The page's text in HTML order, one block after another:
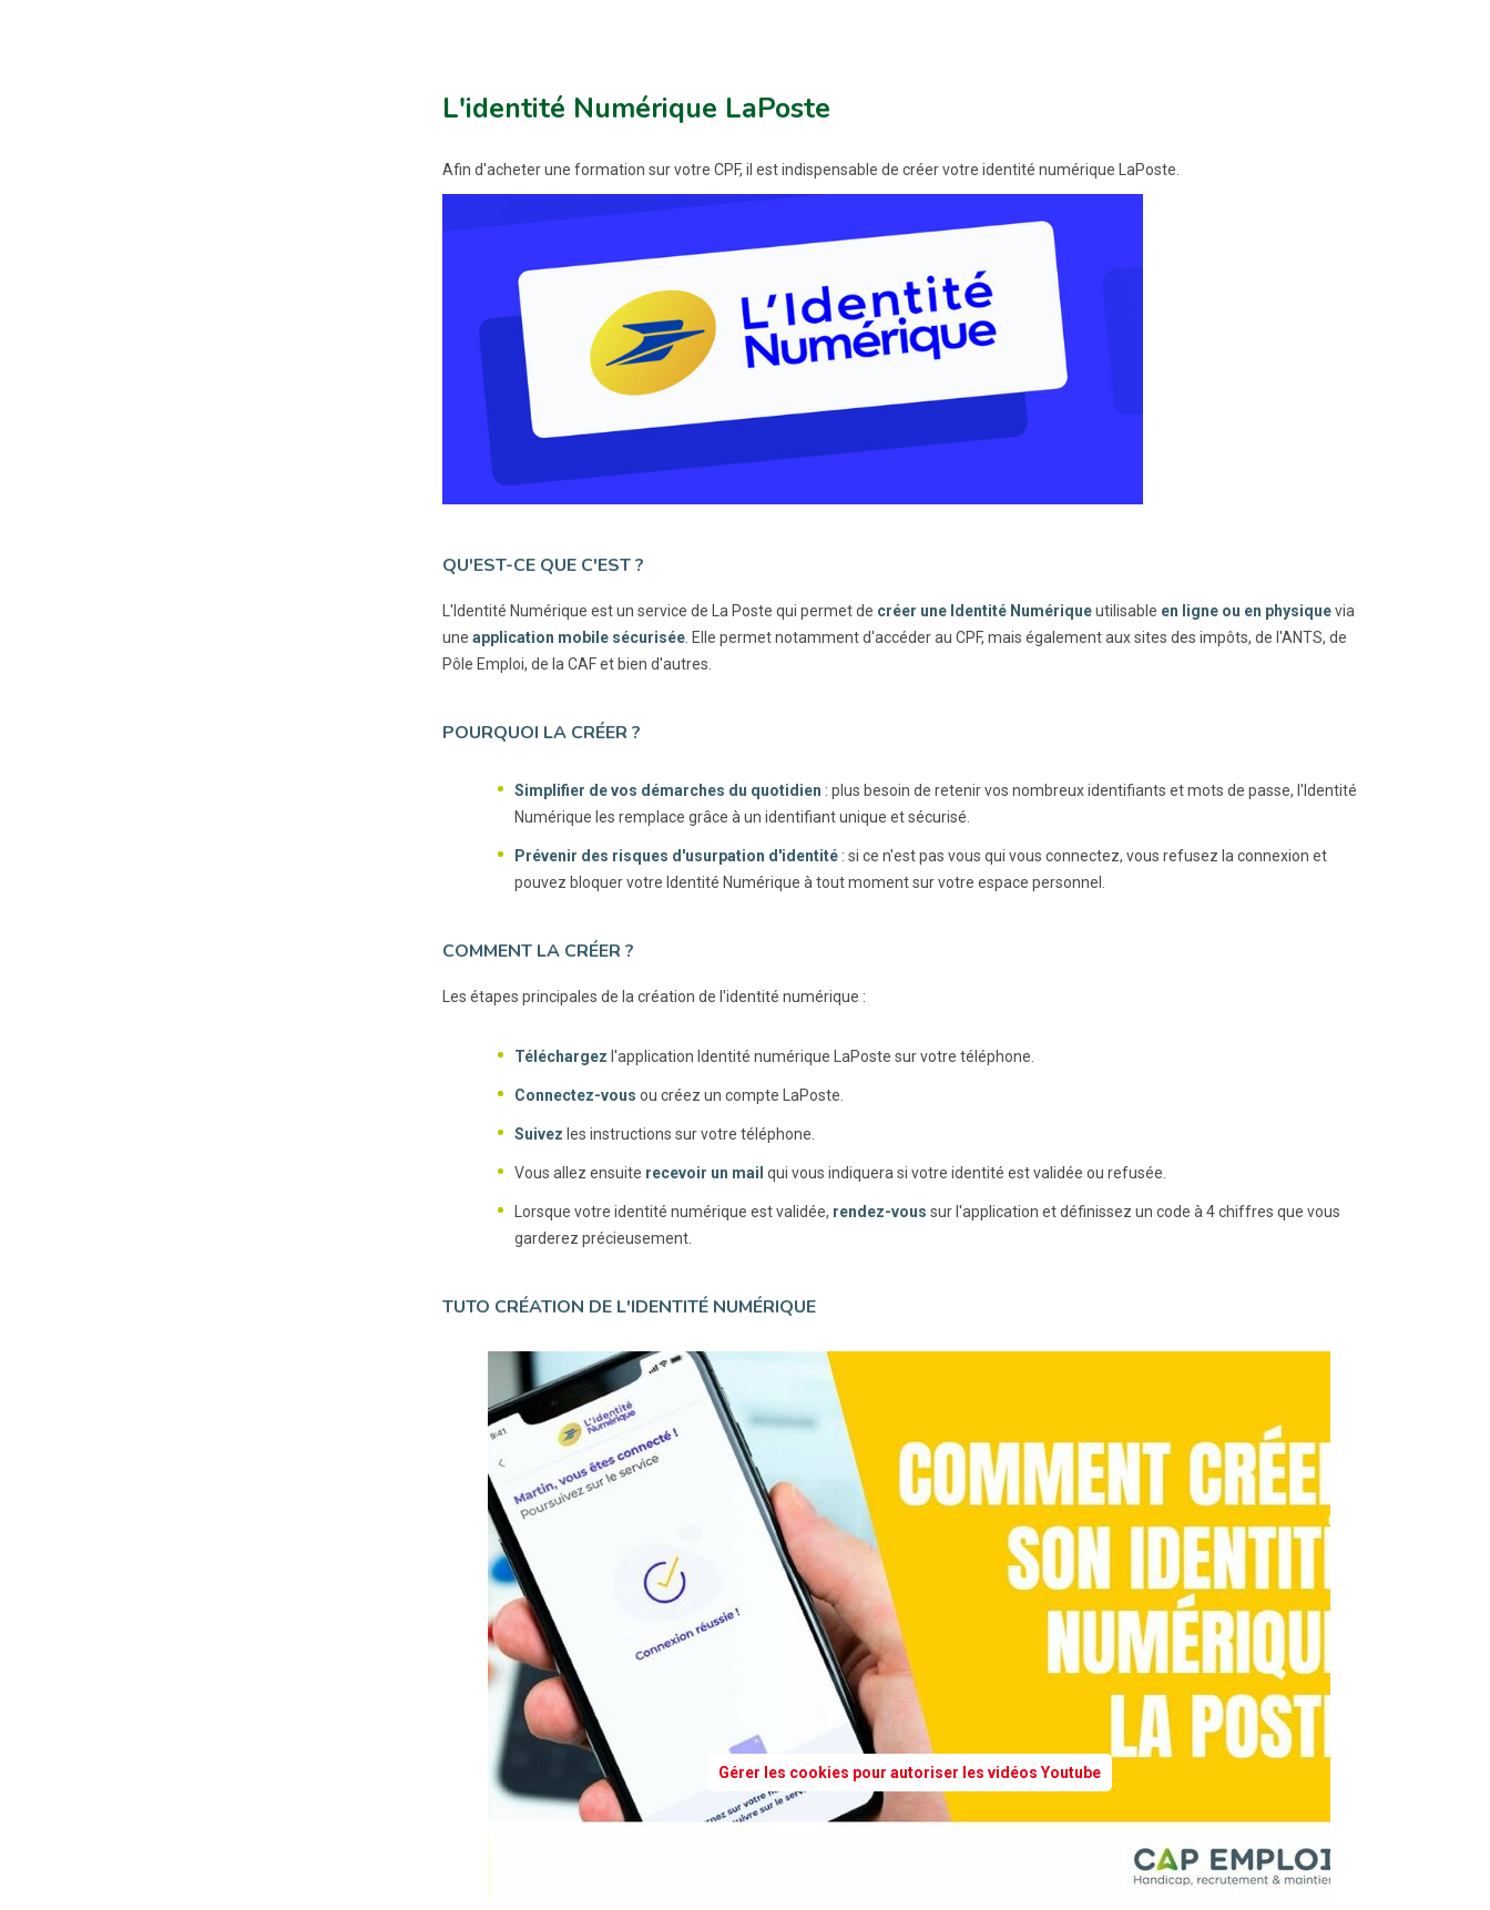
L'identité Numérique LaPoste
Afin d'acheter une formation sur votre CPF, il est indispensable de créer votre identité numérique LaPoste.
QU'EST-CE QUE C'EST ?
L'Identité Numérique est un service de La Poste qui permet de créer une Identité Numériqueutilisable en ligne ou en physiquevia
une application mobile sécurisée. Elle permet notamment d'accéder au CPF, mais également aux sites des impôts, de l'ANTS, de
Pôle Emploi, de la CAF et bien d'autres.
POURQUOI LA CRÉER ?
Simplifier de vos démarches du quotidien : plus besoin de retenir vos nombreux identifiants et mots de passe, l'Identité
Numérique les remplace grâce à un identifiant unique et sécurisé.
Prévenir des risques d'usurpation d'identité: si ce n'est pas vous qui vous connectez, vous refusez la connexion et
pouvez bloquer votre Identité Numérique à tout moment sur votre espace personnel.
COMMENT LA CRÉER ?
Les étapes principales de la création de l'identité numérique :
Téléchargez l'application Identité numérique LaPoste sur votre téléphone.
Connectez-vous ou créez un compte LaPoste.
Suivez les instructions sur votre téléphone.
Vous allez ensuite recevoir un mail qui vous indiquera si votre identité est validée ou refusée.
Lorsque votre identité numérique est validée, rendez-vous sur l'application et définissez un code à 4 chiffres que vous
garderez précieusement.
TUTO CRÉATION DE L'IDENTITÉ NUMÉRIQUE
Gérer les cookies pour autoriser les vidéos Youtube